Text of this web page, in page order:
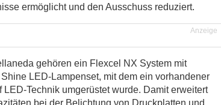
ermöglicht und den Ausschuss reduziert.
Anzeige
gehören ein Flexcel NX System mit
LED-Lampenset, mit dem ein vorhandener
LED-Technik umgerüstet wurde. Damit erweitert